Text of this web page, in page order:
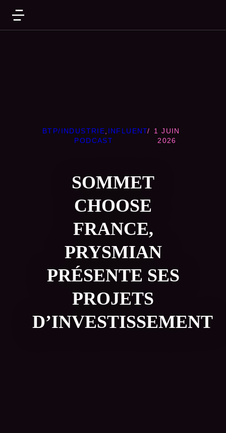
BTP/INDUSTRIE INFLUENT
PODCAST
/
1 JUIN
2026
SOMMET
CHOOSE
FRANCE,
PRYSMIAN
PRÉSENTE SES
PROJETS
D’INVESTISSEMENT